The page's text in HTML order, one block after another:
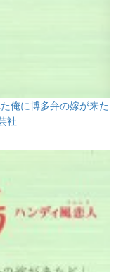
俺に博多弁の嫁が来た
社